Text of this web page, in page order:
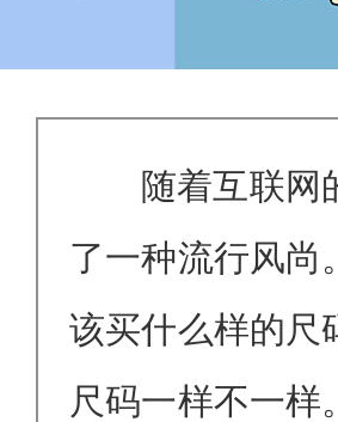
随着互联网
了一种流行风尚
该买什么样的尺
尺码一样不一样